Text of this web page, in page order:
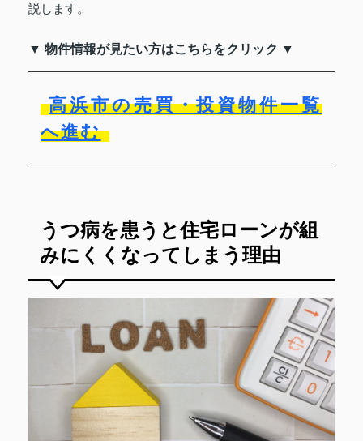
説します。
▼ 物件情報が見たい方はこちらをクリック ▼
高浜市の売買・投資物件一覧
へ進む
うつ病を患うと住宅ローンが組
みにくくなってしまう理由